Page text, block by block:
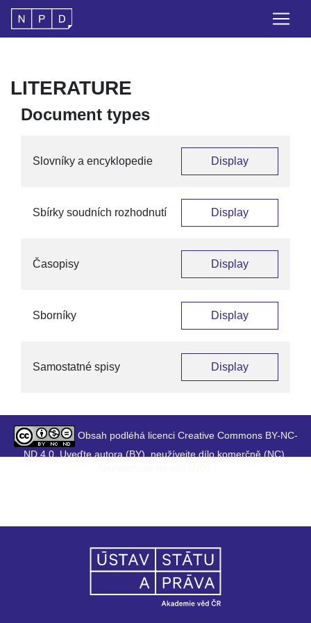
LITERATURE
Document types
Slovníky a encyklopedie Display
Sbírky soudních rozhodnutí Display
Časopisy Display
Sborníky Display
Samostatné spisy Display
Obsah podléhá licenci Creative Commons BY-NC-
ND 4.0. Uveďte autora (BY), neužívejte dílo komerčně (NC),